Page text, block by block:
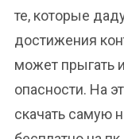
те, которые
достижения
может прыгать
опасности. На
скачать самую